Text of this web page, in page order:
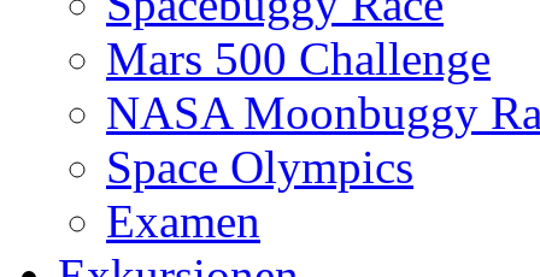
Mars 500 Challenge
NASA Moonbuggy
Space Olympics
Examen